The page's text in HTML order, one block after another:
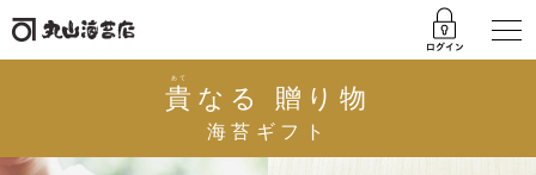
貴
あて
なる 贈り物
海苔ギフト